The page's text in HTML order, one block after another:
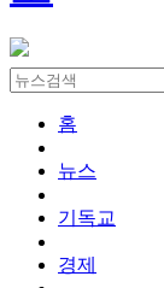
홈
뉴스
기독교
경제